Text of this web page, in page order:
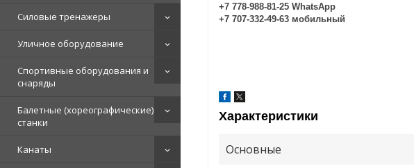
Силовые тренажеры
Уличное оборудование
Спортивные оборудования и
снаряды
Балетные (хореографические)
станки
Канаты
+7 778-988-81-25 WhatsApp
+7 707-332-49-63 мобильный
Характеристики
Основные